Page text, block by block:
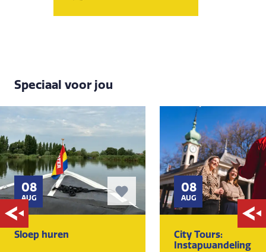
Speciaal voor jou
08
AUG
Sloep huren
08
AUG
City Tours:
Instapwandeling